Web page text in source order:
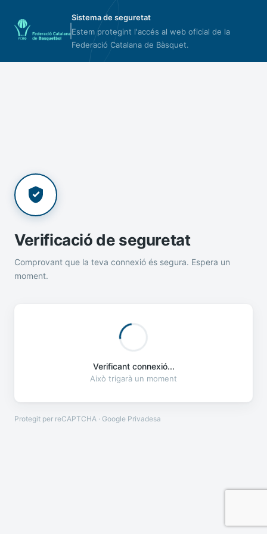
Sistema de seguretat
Estem protegint l'accés al web oficial de la
Federació Catalana de Bàsquet.
Verificació de seguretat
Comprovant que la teva connexió és segura. Espera un
moment.
Verificant connexió...
Això trigarà un moment
Protegit per reCAPTCHA · Google Privadesa